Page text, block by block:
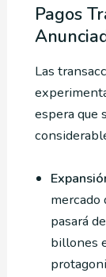
Pagos
Las
espera que
pasará
billones